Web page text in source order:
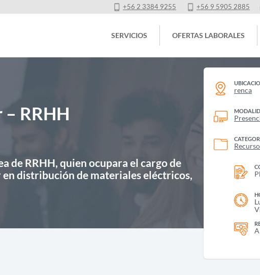
+56 2 3384 9255 +56 9 5905 2885
SERVICIOS OFERTAS LABORALES
RRHH
de RRHH, quien ocupara el cargo de
distribución de materiales eléctricos,
renca